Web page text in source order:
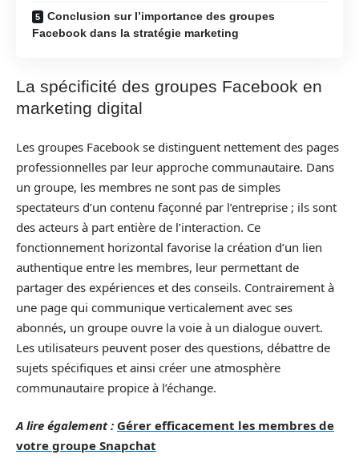
Conclusion sur l’importance des groupes
Facebook dans la stratégie marketing
La spécificité des groupes Facebook en
marketing digital
Les groupes Facebook se distinguent nettement des pages
professionnelles par leur approche communautaire. Dans
un groupe, les membres ne sont pas de simples
spectateurs d’un contenu façonné par l’entreprise ; ils sont
des acteurs à part entière de l’interaction. Ce
fonctionnement horizontal favorise la création d’un lien
authentique entre les membres, leur permettant de
partager des expériences et des conseils. Contrairement à
une page qui communique verticalement avec ses
abonnés, un groupe ouvre la voie à un dialogue ouvert.
Les utilisateurs peuvent poser des questions, débattre de
sujets spécifiques et ainsi créer une atmosphère
communautaire propice à l’échange.
A lire également : Gérer efficacement les membres de
votre groupe Snapchat